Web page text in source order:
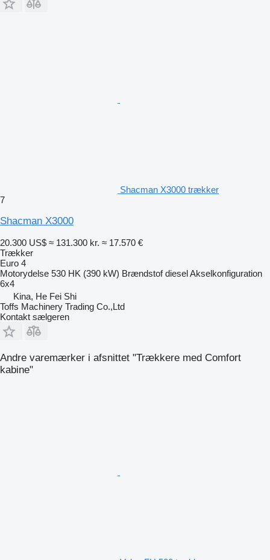
Shacman X3000 trækker
7
Shacman X3000
20.300 US$ ≈ 131.300 kr. ≈ 17.570 €
Trækker
Euro 4
Motorydelse 530 HK (390 kW) Brændstof dieselAkselkonfiguration
6x4
Kina, He Fei Shi
Toffs Machinery Trading Co.,Ltd
Kontakt sælgeren
Andre varemærker i afsnittet "Trækkere med Comfort
kabine"